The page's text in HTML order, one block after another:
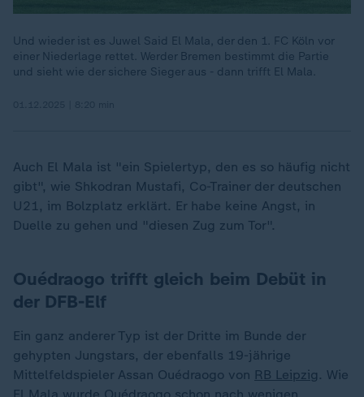
Und wieder ist es Juwel Said El Mala, der den 1. FC Köln vor
einer Niederlage rettet. Werder Bremen bestimmt die Partie
und sieht wie der sichere Sieger aus - dann trifft El Mala.
Auch El Mala ist "ein Spielertyp, den es so häufig nicht
gibt", wie Shkodran Mustafi, Co-Trainer der deutschen
U21, im Bolzplatz erklärt. Er habe keine Angst, in
Duelle zu gehen und "diesen Zug zum Tor".
Ouédraogo trifft gleich beim Debüt in
der DFB-Elf
Ein ganz anderer Typ ist der Dritte im Bunde der
gehypten Jungstars, der ebenfalls 19-jährige
Mittelfeldspieler Assan Ouédraogo von RB Leipzig . Wie